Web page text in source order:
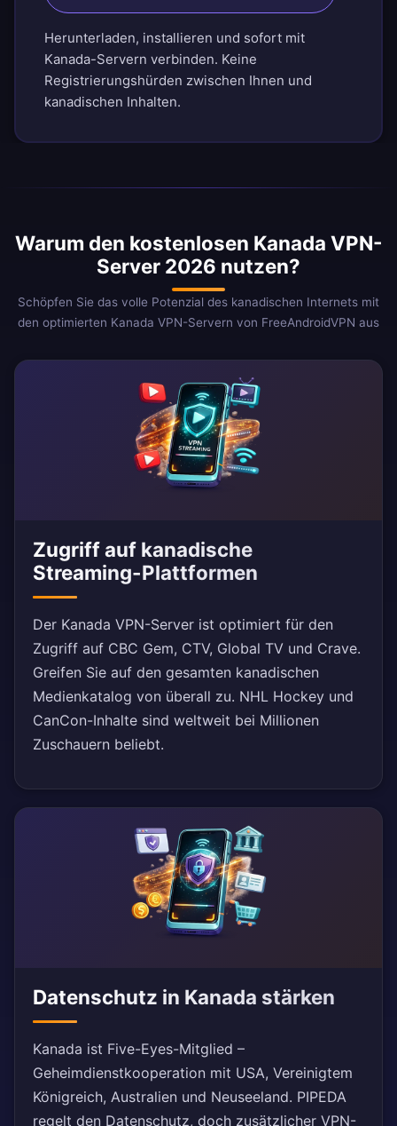
Herunterladen, installieren und sofort mit
Kanada-Servern verbinden. Keine
Registrierungshürden zwischen Ihnen und
kanadischen Inhalten.
Warum den kostenlosen Kanada VPN-
Server 2026 nutzen?
Schöpfen Sie das volle Potenzial des kanadischen Internets mit
den optimierten Kanada VPN-Servern von FreeAndroidVPN aus
Zugriff auf kanadische
Streaming-Plattformen
Der Kanada VPN-Server ist optimiert für den
Zugriff auf CBC Gem, CTV, Global TV und Crave.
Greifen Sie auf den gesamten kanadischen
Medienkatalog von überall zu. NHL Hockey und
CanCon-Inhalte sind weltweit bei Millionen
Zuschauern beliebt.
Datenschutz in Kanada stärken
Kanada ist Five-Eyes-Mitglied –
Geheimdienstkooperation mit USA, Vereinigtem
Königreich, Australien und Neuseeland. PIPEDA
regelt den Datenschutz, doch zusätzlicher VPN-